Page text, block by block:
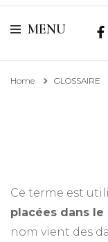
MENU
Home GLOSSAIRE
Ce terme est
placées dans le
nom vient des